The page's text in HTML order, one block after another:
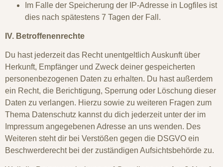
Im Falle der Speicherung der IP-Adresse in Logfiles ist
dies nach spätestens 7 Tagen der Fall.
IV. Betroffenenrechte
Du hast jederzeit das Recht unentgeltlich Auskunft über
Herkunft, Empfänger und Zweck deiner gespeicherten
personenbezogenen Daten zu erhalten. Du hast außerdem
ein Recht, die Berichtigung, Sperrung oder Löschung dieser
Daten zu verlangen. Hierzu sowie zu weiteren Fragen zum
Thema Datenschutz kannst du dich jederzeit unter der im
Impressum angegebenen Adresse an uns wenden. Des
Weiteren steht dir bei Verstößen gegen die DSGVO ein
Beschwerderecht bei der zuständigen Aufsichtsbehörde zu.